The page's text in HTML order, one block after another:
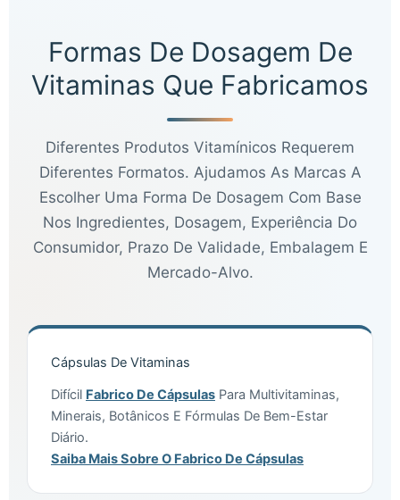
Formas De Dosagem De
Vitaminas Que Fabricamos
Diferentes Produtos Vitamínicos Requerem
Diferentes Formatos. Ajudamos As Marcas A
Escolher Uma Forma De Dosagem Com Base
Nos Ingredientes, Dosagem, Experiência Do
Consumidor, Prazo De Validade, Embalagem E
Mercado-Alvo.
Cápsulas De Vitaminas
Difícil Fabrico De Cápsulas Para Multivitaminas,
Minerais, Botânicos E Fórmulas De Bem-Estar
Diário.
Saiba Mais Sobre O Fabrico De Cápsulas